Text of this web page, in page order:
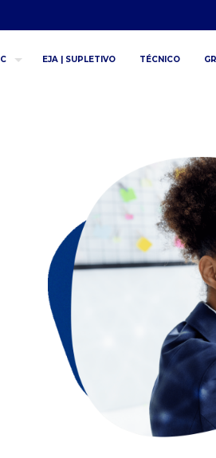
EJA | SUPLETIVO TÉCNICO